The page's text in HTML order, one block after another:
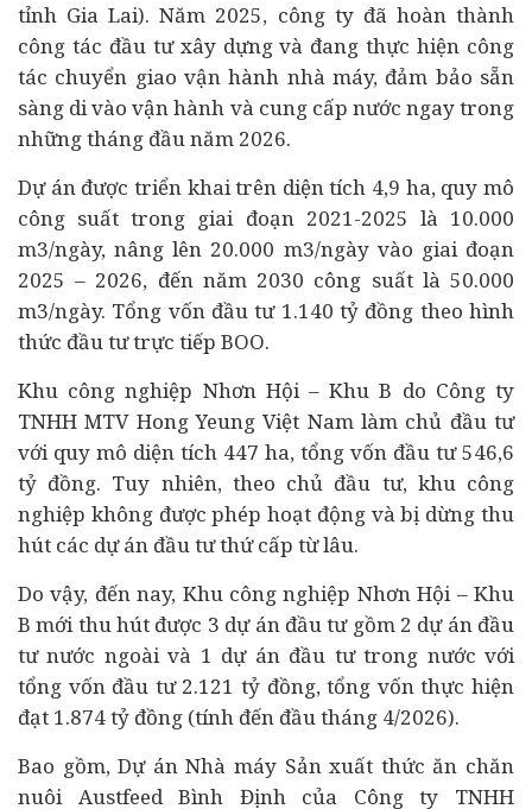
tỉnh Gia Lai). Năm 2025, công ty đã hoàn thành
công tác đầu tư xây dựng và đang thực hiện công
tác chuyển giao vận hành nhà máy, đảm bảo sẵn
sàng di vào vận hành và cung cấp nước ngay trong
những tháng đầu năm 2026.
Dự án được triển khai trên diện tích 4,9 ha, quy mô
công suất trong giai đoạn 2021-2025 là 10.000
m3/ngày, nâng lên 20.000 m3/ngày vào giai đoạn
2025 – 2026, đến năm 2030 công suất là 50.000
m3/ngày. Tổng vốn đầu tư 1.140 tỷ đồng theo hình
thức đầu tư trực tiếp BOO.
Khu công nghiệp Nhơn Hội – Khu B do Công ty
TNHH MTV Hong Yeung Việt Nam làm chủ đầu tư
với quy mô diện tích 447 ha, tổng vốn đầu tư 546,6
tỷ đồng. Tuy nhiên, theo chủ đầu tư, khu công
nghiệp không được phép hoạt động và bị dừng thu
hút các dự án đầu tư thứ cấp từ lâu.
Do vậy, đến nay, Khu công nghiệp Nhơn Hội – Khu
B mới thu hút được 3 dự án đầu tư gồm 2 dự án đầu
tư nước ngoài và 1 dự án đầu tư trong nước với
tổng vốn đầu tư 2.121 tỷ đồng, tổng vốn thực hiện
đạt 1.874 tỷ đồng (tính đến đầu tháng 4/2026).
Bao gồm, Dự án Nhà máy Sản xuất thức ăn chăn
nuôi Austfeed Bình Định của Công ty TNHH